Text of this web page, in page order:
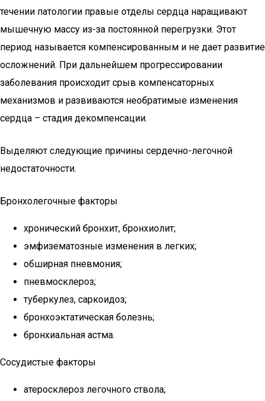
течении патологии правые отделы сердца наращивают
мышечную массу из-за постоянной перегрузки. Этот
период называется компенсированным и не дает развитие
осложнений. При дальнейшем прогрессировании
заболевания происходит срыв компенсаторных
механизмов и развиваются необратимые изменения
сердца – стадия декомпенсации.
Выделяют следующие причины сердечно-легочной
недостаточности.
Бронхолегочные факторы
хронический бронхит, бронхиолит;
эмфизематозные изменения в легких;
обширная пневмония;
пневмосклероз;
туберкулез, саркоидоз;
бронхоэктатическая болезнь;
бронхиальная астма.
Сосудистые факторы
атеросклероз легочного ствола;